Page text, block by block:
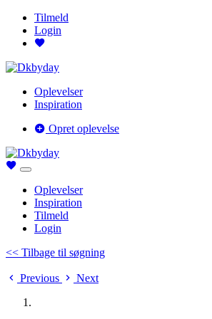
Tilmeld
Login
Oplevelser
Inspiration
Opret oplevelse
Oplevelser
Inspiration
Tilmeld
Login
<< Tilbage til søgning
Previous Next